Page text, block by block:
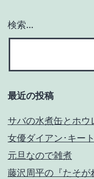
検索…
最近の投稿
サバの水煮缶とホウ
女優ダイアン･キー
元旦なので雑煮
藤沢周平の『たそが